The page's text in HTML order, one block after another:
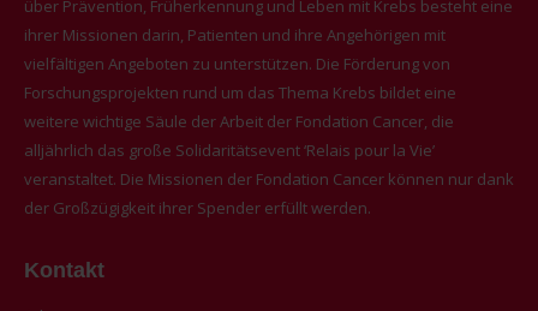
über Prävention, Früherkennung und Leben mit Krebs besteht eine
ihrer Missionen darin, Patienten und ihre Angehörigen mit
vielfältigen Angeboten zu unterstützen. Die Förderung von
Forschungsprojekten rund um das Thema Krebs bildet eine
weitere wichtige Säule der Arbeit der Fondation Cancer, die
alljährlich das große Solidaritätsevent ‘Relais pour la Vie’
veranstaltet. Die Missionen der Fondation Cancer können nur dank
der Großzügigkeit ihrer Spender erfüllt werden.
Kontakt